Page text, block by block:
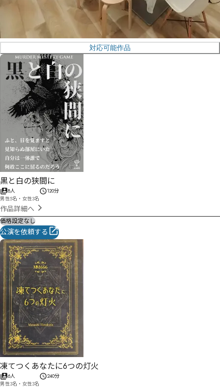
対応可能作品
黒と白の狭間に
8人
男性5名・女性3名
120分
作品詳細へ
価格設定なし
公演を依頼する
凍てつくあなたに6つの灯火
6人
男性3名・女性3名
240分